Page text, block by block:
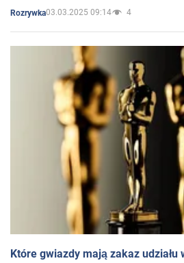
Rozrywka03.03.2025 09:14 4
Które gwiazdy mają zakaz